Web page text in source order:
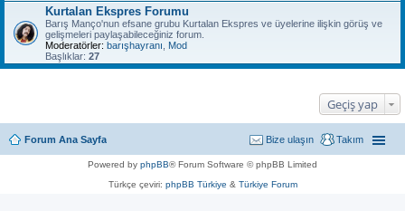
Kurtalan Ekspres Forumu
Barış Manço'nun efsane grubu Kurtalan Ekspres ve üyelerine ilişkin görüş ve
gelişmeleri paylaşabileceğiniz forum.
Moderatörler: barışhayranı
Mod
Başlıklar: 27
Geçiş yap
Forum Ana Sayfa Takım
Bize ulaşın
Powered by phpBB® Forum Software © phpBB Limited
Türkçe çeviri: phpBB Türkiye & Türkiye Forum